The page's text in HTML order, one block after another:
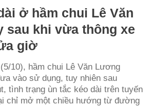
ở hầm chui Lê Văn
sau khi vừa thông xe
giờ
10), hầm chui Lê Văn Lương
vào sử dụng, tuy nhiên sau
tình trạng ùn tắc kéo dài trên tuyến
chỉ mở một chiều hướng từ đường